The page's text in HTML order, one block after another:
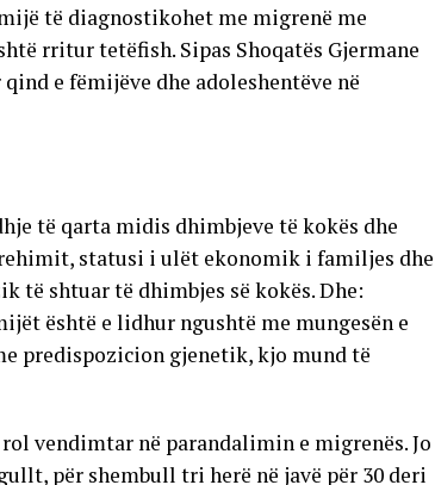
të diagnostikohet me migrenë me
rritur tetëfish. Sipas Shoqatës Gjermane
e fëmijëve dhe adoleshentëve në
të qarta midis dhimbjeve të kokës dhe
statusi i ulët ekonomik i familjes dhe
të shtuar të dhimbjes së kokës. Dhe:
është e lidhur ngushtë me mungesën e
predispozicion gjenetik, kjo mund të
vendimtar në parandalimin e migrenës. Jo
për shembull tri herë në javë për 30 deri